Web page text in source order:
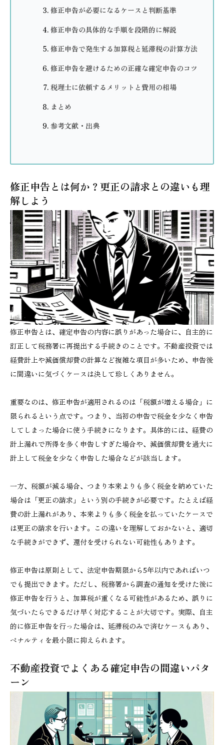
修正申告が必要になるケースと判断基準
修正申告の具体的な手順を段階的に解説
修正申告で発生する加算税と延滞税の計算方法
修正申告を避けるための正確な確定申告のコツ
税理士に依頼するメリットと費用の相場
まとめ
参考文献・出典
修正申告とは何か？更正の請求との違いも理
解しよう
修正申告とは、確定申告の内容に誤りがあった場合に、自主的に
訂正して税務署に再提出する手続きのことです。不動産投資では
経費計上や減価償却費の計算など複雑な項目が多いため、申告後
に間違いに気づくケースは決して珍しくありません。
重要なのは、修正申告が適用されるのは「税額が増える場合」に
限られるという点です。つまり、当初の申告で税金を少なく申告
してしまった場合に使う手続きになります。具体的には、経費の
計上漏れで所得を多く申告しすぎた場合や、減価償却費を過大に
計上して税金を少なく申告した場合などが該当します。
一方、税額が減る場合、つまり本来よりも多く税金を納めていた
場合は「更正の請求」という別の手続きが必要です。たとえば経
費の計上漏れがあり、本来よりも多く税金を払っていたケースで
は更正の請求を行います。この違いを理解しておかないと、適切
な手続きができず、還付を受けられない可能性もあります。
修正申告は原則として、法定申告期限から5年以内であればいつ
でも提出できます。ただし、税務署から調査の通知を受けた後に
修正申告を行うと、加算税が重くなる可能性があるため、誤りに
気づいたらできるだけ早く対応することが大切です。実際、自主
的に修正申告を行った場合は、延滞税のみで済むケースもあり、
ペナルティを最小限に抑えられます。
不動産投資でよくある確定申告の間違いパタ
ーン